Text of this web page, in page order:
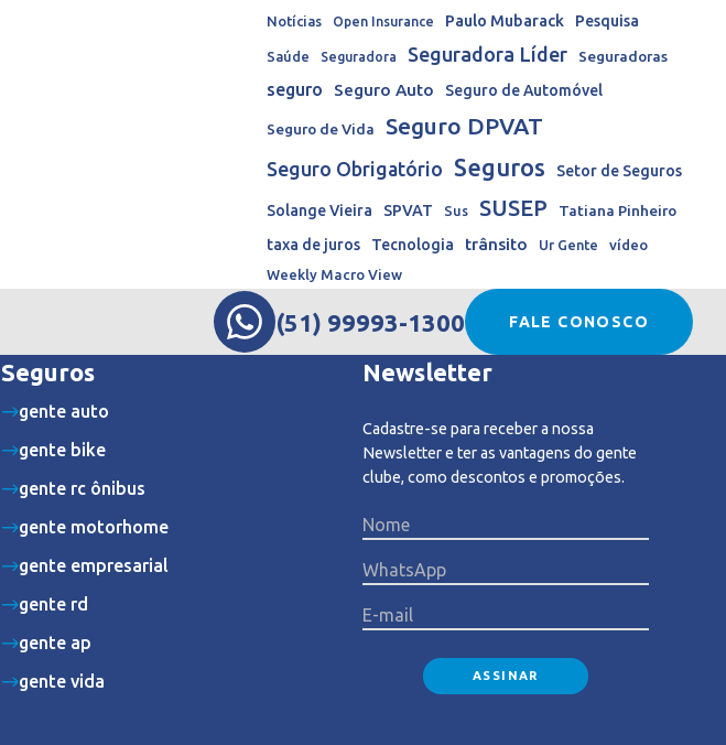
Notícias
Open Insurance Paulo Mubarack Pesquisa
Saúde Seguradora Seguradora Líder Seguradoras
seguro Seguro Auto Seguro de Automóvel
Seguro de Vida Seguro DPVAT
Seguro Obrigatório Seguros Setor de Seguros
Solange Vieira SPVAT Sus SUSEP
Tatiana Pinheiro
taxa de juros
Tecnologia trânsito Ur Gente
vídeo
Weekly Macro View
(51) 99993-1300 FALE CONOSCO
Seguros
gente auto
gente bike
gente rc ônibus
gente motorhome
gente empresarial
gente rd
gente ap
gente vida
Newsletter
Cadastre-se para receber a nossa
Newsletter e ter as vantagens do gente
clube, como descontos e promoções.